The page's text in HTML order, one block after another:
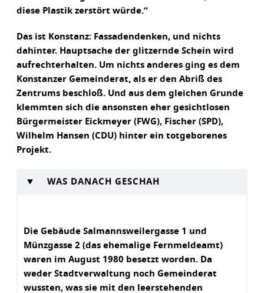
diese Plastik zerstört würde.“
Das ist Konstanz: Fassadendenken, und nichts
dahinter. Hauptsache der glitzernde Schein wird
aufrechterhalten. Um nichts anderes ging es dem
Konstanzer Gemeinderat, als er den Abriß des
Zentrums beschloß. Und aus dem gleichen Grunde
klemmten sich die ansonsten eher gesichtlosen
Bürgermeister Eickmeyer (FWG), Fischer (SPD),
Wilhelm Hansen (CDU) hinter ein totgeborenes
Projekt.
WAS DANACH GESCHAH
Die Gebäude Salmannsweilergasse 1 und
Münzgasse 2 (das ehemalige Fernmeldeamt)
waren im August 1980 besetzt worden. Da
weder Stadtverwaltung noch Gemeinderat
wussten, was sie mit den leerstehenden